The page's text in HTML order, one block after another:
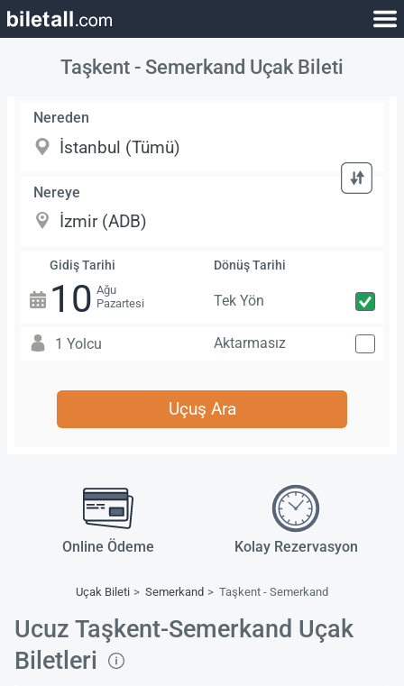
Taşkent - Semerkand Uçak Bileti
Nereden
Nereye
Gidiş Tarihi
10 Ağu
Pazartesi
Dönüş Tarihi
Tek Yön
1 Yolcu Aktarmasız
Uçuş Ara
Online Ödeme Kolay Rezervasyon
Uçak Bileti Semerkand Taşkent - Semerkand
Ucuz Taşkent-Semerkand Uçak
Biletleri